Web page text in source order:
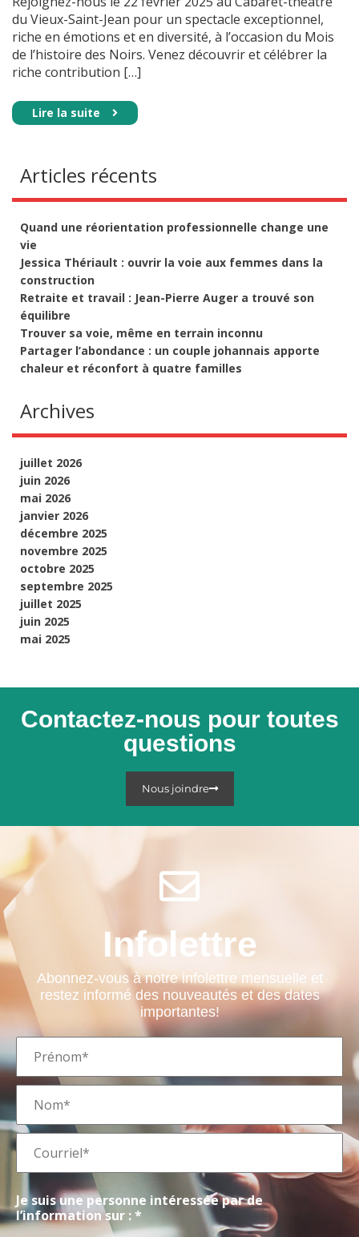
du Vieux-Saint-Jean pour un spectacle exceptionnel,
riche en émotions et en diversité, à l’occasion du Mois
de l’histoire des Noirs. Venez découvrir et célébrer la
riche contribution […]
Lire la suite
Articles récents
Quand une réorientation professionnelle change une
vie
Jessica Thériault : ouvrir la voie aux femmes dans la
construction
Retraite et travail : Jean-Pierre Auger a trouvé son
équilibre
Trouver sa voie, même en terrain inconnu
Partager l’abondance : un couple johannais apporte
chaleur et réconfort à quatre familles
Archives
juillet 2026
juin 2026
mai 2026
janvier 2026
décembre 2025
novembre 2025
octobre 2025
septembre 2025
juillet 2025
juin 2025
mai 2025
Contactez-nous pour toutes
questions
Nous joindre
Infolettre
Abonnez-vous à notre infolettre mensuelle et
restez informé des nouveautés et des dates
importantes!
Je suis une personne intéressée par de
l’information sur : *